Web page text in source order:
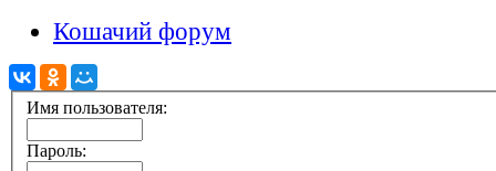
Кошачий форум
Имя пользователя:
Пароль: